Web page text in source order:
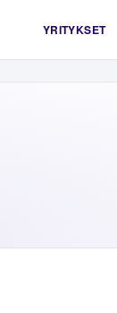
YRITYKSET